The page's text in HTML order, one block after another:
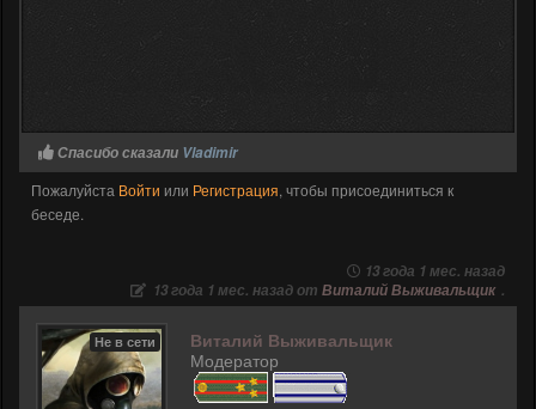
Спасибо сказали Vladimir
Пожалуйста Войти или Регистрация, чтобы присоединиться к
беседе.
13 года 1 мес. назад
13 года 1 мес. назад от Виталий Выживальщик .
Не в сети
Виталий Выживальщик
Модератор